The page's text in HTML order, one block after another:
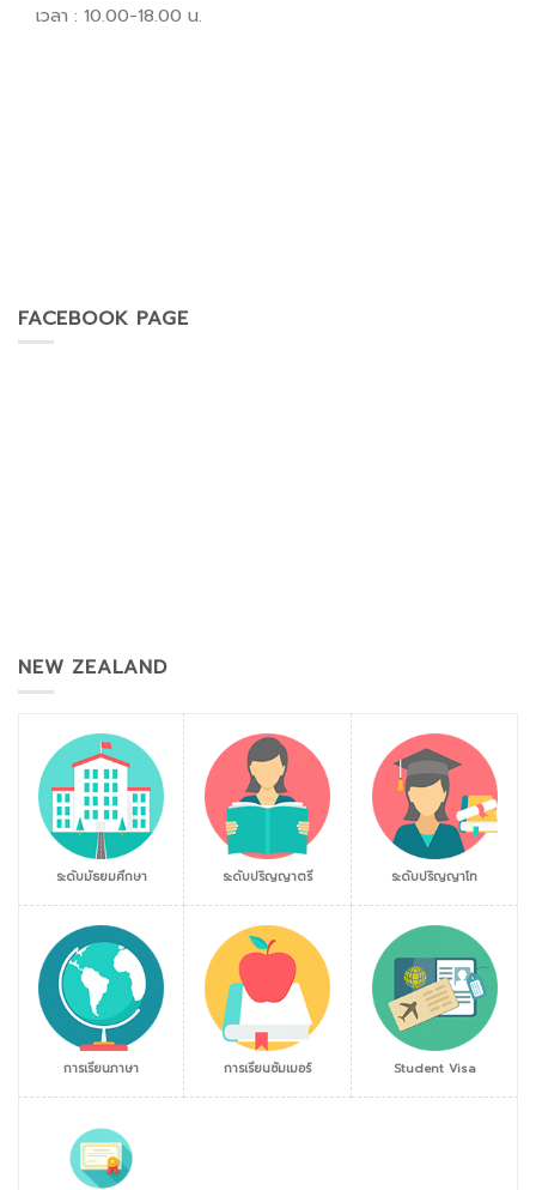
เวลา : 10.00-18.00 น.
FACEBOOK PAGE
NEW ZEALAND
ระดับมัธยมศึกษา ระดับปริญญาตรี ระดับปริญญาโท
การเรียนภาษา การเรียนซัมเมอร์ Student Visa